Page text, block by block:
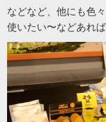
などなど、他にも色
使いたい〜などあれ